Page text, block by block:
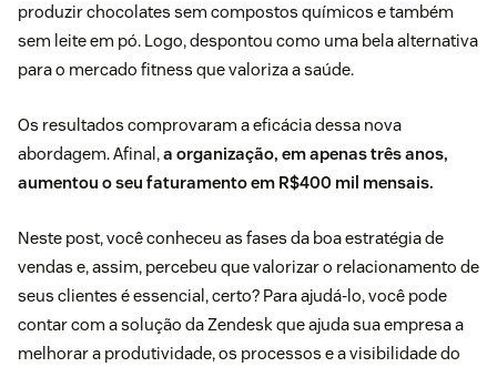
produzir chocolates sem compostos químicos e também
sem leite em pó. Logo, despontou como uma bela alternativa
para o mercado fitness que valoriza a saúde.
Os resultados comprovaram a eficácia dessa nova
abordagem. Afinal,a organização, em apenas três anos,
aumentou o seu faturamento em R$400 mil mensais.
Neste post, você conheceu as fases da boa estratégia de
vendas e, assim, percebeu que valorizar o relacionamento de
seus clientes é essencial, certo? Para ajudá-lo, você pode
contar com a solução da Zendesk que ajuda sua empresa a
melhorar a produtividade, os processos e a visibilidade do